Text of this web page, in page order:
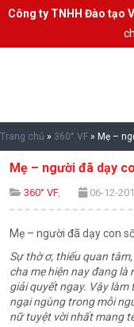
Công ty TNHH Đào tạo
Trang chủ » 360° VF » Mẹ –
Mẹ – người đã dạy
360° VF, 06-12-
Mẹ – người đã dạy con
Sự thờ ơ, thiếu quan
cha mẹ hiện nay đang
giải quyết ngay. Vậy làm
ngại ngùng trong mỗi
nữ tuyệt vời nhất mang